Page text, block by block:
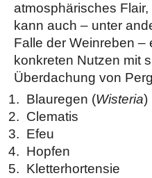
atmosphärisches
kann auch – unter
Falle der Weinreben –
konkreten Nutzen mit
Überdachung von
Blauregen (Wisteria)
Clematis
Efeu
Hopfen
Kletterhortensie